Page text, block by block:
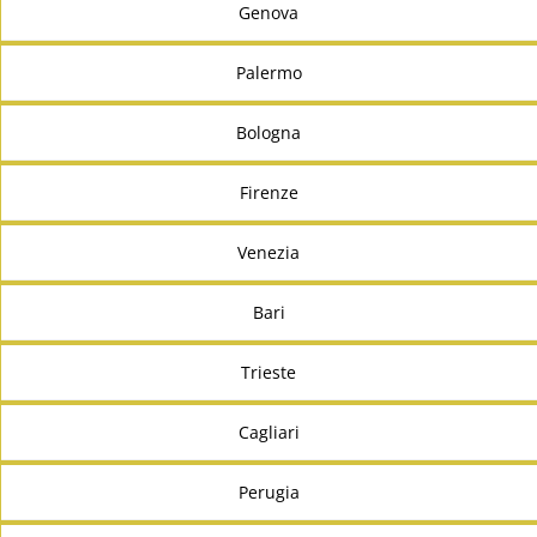
Genova
Palermo
Bologna
Firenze
Venezia
Bari
Trieste
Cagliari
Perugia